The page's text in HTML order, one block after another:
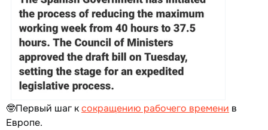
🤓Первый шаг ксокращению рабочего времени в
Европе.